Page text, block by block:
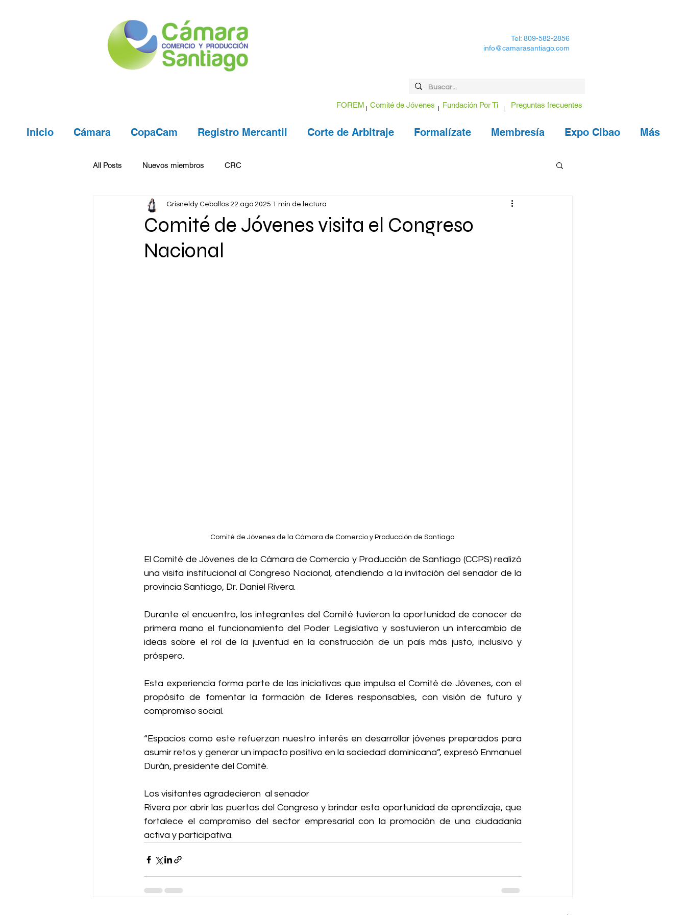
Tel: 809-582-2856
info@camarasantiago.com
FOREM Comité de Jóvenes Fundación Por Ti Preguntas frecuentes
Inicio Cámara CopaCam Registro Mercantil Corte de Arbitraje Formalízate Membresía Expo Cibao Más
All Posts Nuevos miembros CRC
Comité de Jóvenes visita el Congreso
Nacional
Grisneldy Ceballos 22 ago 2025 1 min de lectura
Comité de Jóvenes de la Cámara de Comercio y Producción de Santiago
El Comité de Jóvenes de la Cámara de Comercio y Producción de Santiago (CCPS) realizó
una visita institucional al Congreso Nacional, atendiendo a la invitación del senador de la
provincia Santiago, Dr. Daniel Rivera.
Durante el encuentro, los integrantes del Comité tuvieron la oportunidad de conocer de
primera mano el funcionamiento del Poder Legislativo y sostuvieron un intercambio de
ideas sobre el rol de la juventud en la construcción de un país más justo, inclusivo y
próspero.
Esta experiencia forma parte de las iniciativas que impulsa el Comité de Jóvenes, con el
propósito de fomentar la formación de líderes responsables, con visión de futuro y
compromiso social.
“Espacios como este refuerzan nuestro interés en desarrollar jóvenes preparados para
asumir retos y generar un impacto positivo en la sociedad dominicana”, expresó Enmanuel
Durán, presidente del Comité.
Los visitantes agradecieron  al senador
Rivera por abrir las puertas del Congreso y brindar esta oportunidad de aprendizaje, que
fortalece el compromiso del sector empresarial con la promoción de una ciudadanía
activa y participativa.